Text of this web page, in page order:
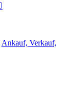
Ankauf, Verkauf,